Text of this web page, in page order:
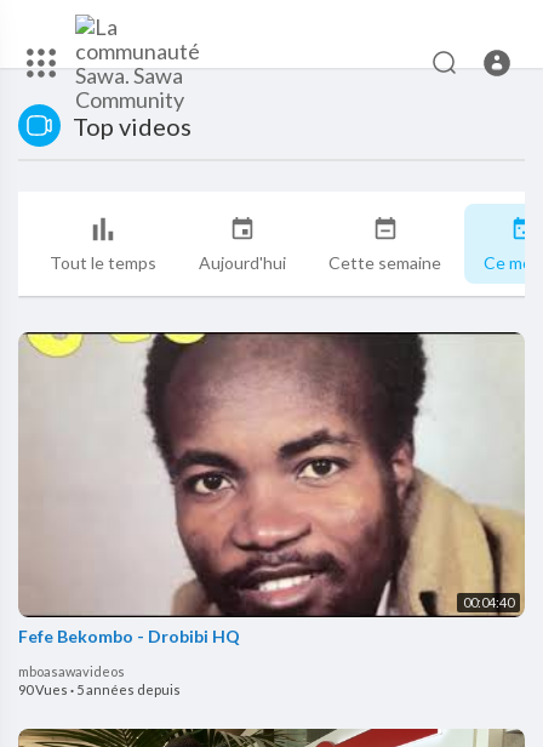
Top videos
Tout le temps Aujourd'hui Cette semaine Ce
00:04:40
Fefe Bekombo - Drobibi HQ
mboasawavideos
90 Vues · 5 années depuis